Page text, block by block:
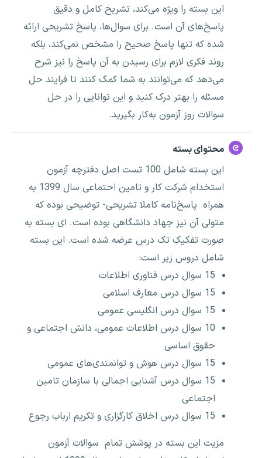
این بسته را ویژه می‌کند، تشریح کامل و دقیق
پاسخ‌های آن است. برای سوال‌ها، پاسخ تشریحی ارائه
شده که تنها پاسخ صحیح را مشخص نمی‌کند، بلکه
روند فکری لازم برای رسیدن به آن پاسخ را نیز شرح
می‌دهد که می‌توانند به شما کمک کنند تا فرایند حل
مسئله را بهتر درک کنید و این توانایی را در حل
سوالات روز آزمون به‌کار بگیرید.
محتوای بسته
این بسته شامل 100 تست اصل دفترچه آزمون
استخدام شرکت کار و تامین احتماعی سال 1399 به
همراه پاسخ‌نامه کاملا تشریحی- توضیحی بوده که
متولی آن نیز جهاد دانشگاهی بوده است. ای بسته به
صورت تفکیک تک درس عرضه شده است. این بسته
شامل دروس زیر است:
15 سوال درس فناوری اطلاعات
15 سوال درس معارف اسلامی
15 سوال درس انگلیسی عمومی
10 سوال درس اطلاعات عمومی، دانش اجتماعی و
حقوق اساسی
15 سوال درس هوش و توانمندی‌های عمومی
15 سوال درس آشنایی اجمالی با سازمان تامین
اجتماعی
15 سوال درس اخلاق کارگزاری و تکریم ارباب رجوع
مزیت این بسته در پوشش تمام سوالات آزمون